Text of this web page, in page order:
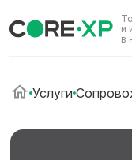
и
в
Услуги